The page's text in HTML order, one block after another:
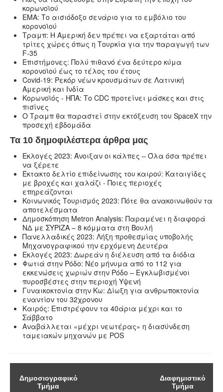
κορωνοϊού
ΕΜΑ: Το αισιόδοξο σενάριο για το εμβόλιο του
κορονοϊού
Τραμπ: Η Αμερική δεν πρέπει να εξαρτάται από
τρίτες χώρες όπως η Τουρκία για την παραγωγή των
F-35
Επιστήμονες: Πολύ πιθανό ένα δεύτερο κύμα
κορονοϊού έως το τέλος του έτους
Covid-19: Ρεκόρ νέων κρουσμάτων σε Λατινική
Αμερική και Ινδία
Κορωνοϊός - ΗΠΑ: Το CDC προτείνει μάσκες και στις
πισίνες
Ο Τραμπ θα παραστεί στην εκτόξευση του SpaceX την
προσεχή εβδομάδα
Τα 10 δημοφιλέστερα άρθρα μας
Εκλογές 2023: Άνοιξαν οι κάλπες – Όλα όσα πρέπει
να ξέρετε
Έκτακτο δελτίο επιδείνωσης του καιρού: Καταιγίδες
με βροχές και χαλάζι - Ποιες περιοχές
επηρεάζονται
Κοινωνικός Τουρισμός 2023: Πότε θα ανακοινωθούν τα
αποτελέσματα
Δημοσκόπηση Metron Analysis: Παραμένει η διαφορά
ΝΔ με ΣΥΡΙΖΑ – 8 κόμματα στη Βουλή
Πανελλαδικές 2023: Λήξη προθεσμίας υποβολής
Μηχανογραφικού την ερχόμενη Δευτέρα
Εκλογές 2023: Δωρεάν η διέλευση από τα διόδια
Φωτιά στην Ρόδο: Νέο μήνυμα από το 112 για
εκκενώσεις χωριών στην Ρόδο – Εγκλωβισμένοι
πυροσβέστες στην περιοχή Υψενή
Γυναικοκτονία στην Κω: Δίωξη για ανθρωποκτονία
εναντίον του 32χρονου
Καιρός: Επιστρέφουν τα 40άρια μέχρι και το
Σάββατο
Αναβάλλεται «μέχρι νεωτέρας» η διασύνδεση
ταμειακών μηχανών με POS
Δημοσιογραφικό
Τμήμα
Διαφημιστικό
Τμήμα